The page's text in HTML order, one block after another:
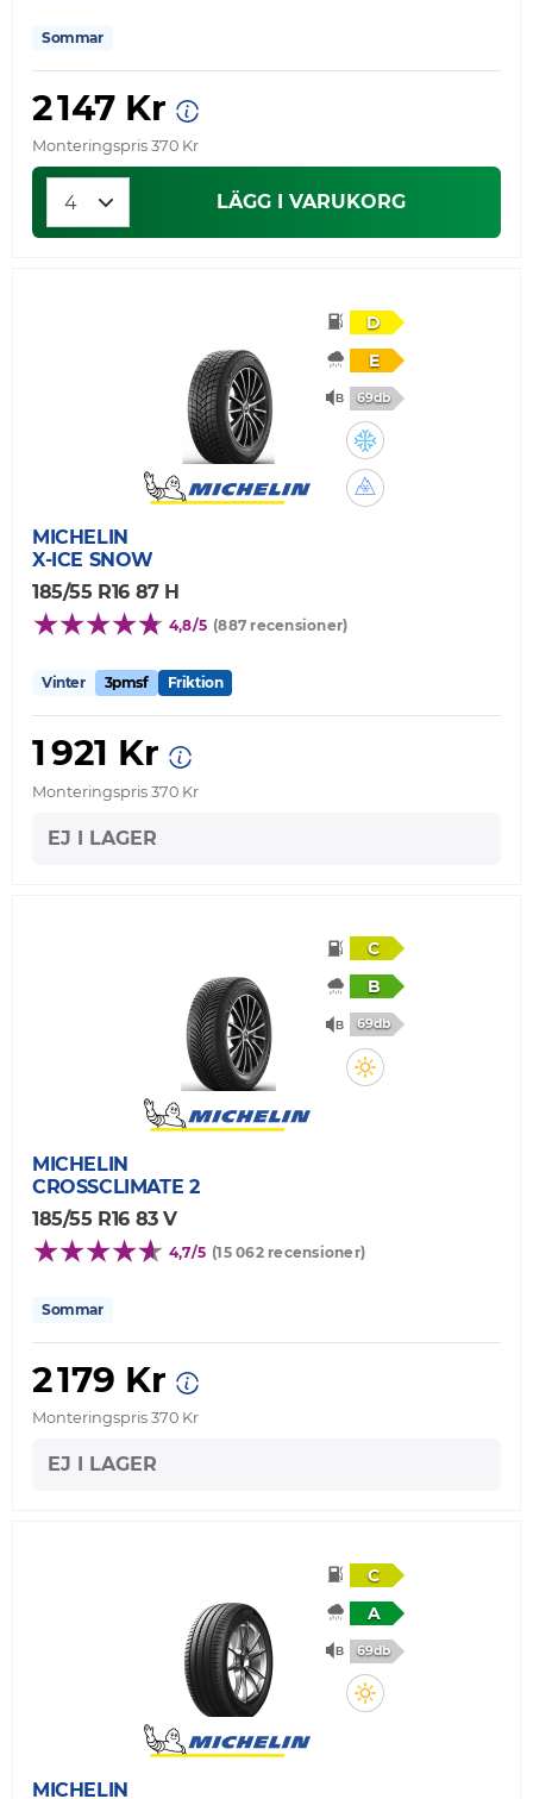
Sommar
2 147 Kr
Monteringspris 370 Kr
LÄGG I VARUKORG
D
E
69db
MICHELIN
X-ICE SNOW
185/55 R16 87 H
4,8/5 (887 recensioner)
Vinter 3pmsf Friktion
1 921 Kr
Monteringspris 370 Kr
EJ I LAGER
C
B
69db
MICHELIN
CROSSCLIMATE 2
185/55 R16 83 V
4,7/5 (15 062 recensioner)
Sommar
2 179 Kr
Monteringspris 370 Kr
EJ I LAGER
C
A
69db
MICHELIN